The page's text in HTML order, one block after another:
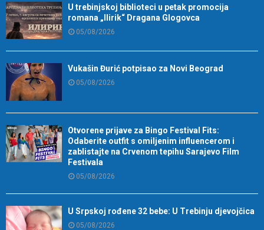
U trebinjskoj biblioteci u petak promocija
romana „Ilirik“ Dragana Glogovca
05/08/2026
Vukašin Đurić potpisao za Novi Beograd
05/08/2026
Otvorene prijave za Bingo Festival Fits:
Odaberite outfit s omiljenim influencerom i
zablistajte na Crvenom tepihu Sarajevo Film
Festivala
05/08/2026
U Srpskoj rođene 32 bebe: U Trebinju djevojčica
05/08/2026